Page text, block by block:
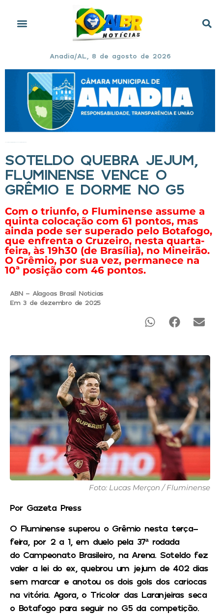
Anadia/AL, 8 de agosto de 2026
SOTELDO QUEBRA JEJUM,
FLUMINENSE VENCE O
GRÊMIO E DORME NO G5
Com o triunfo, o Fluminense assume a
quinta colocação com 61 pontos, mas
ainda pode ser superado pelo Botafogo,
que enfrenta o Cruzeiro, nesta quarta-
feira, às 19h30 (de Brasília), no Mineirão.
O Grêmio, por sua vez, permanece na
10ª posição com 46 pontos.
ABN - Alagoas Brasil Noticias
Em 3 de dezembro de 2025
Foto: Lucas Merçon / Fluminense
Por Gazeta Press
O Fluminense superou o Grêmio nesta terça-
feira, por 2 a 1, em duelo pela 37ª rodada
do Campeonato Brasileiro, na Arena. Soteldo fez
valer a lei do ex, quebrou um jejum de 402 dias
sem marcar e anotou os dois gols dos cariocas
na vitória. Agora, o Tricolor das Laranjeiras seca
o Botafogo para seguir no G5 da competição.